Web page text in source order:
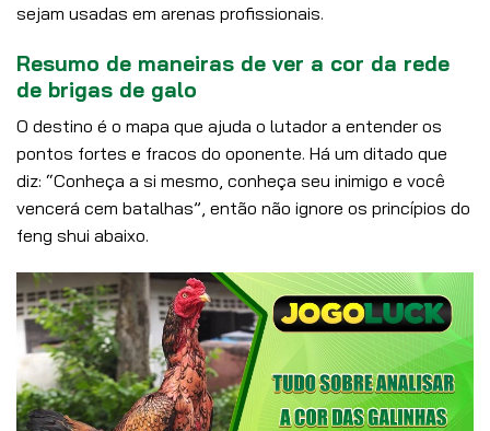
sejam usadas em arenas profissionais.
Resumo de maneiras de ver a cor da rede
de brigas de galo
O destino é o mapa que ajuda o lutador a entender os
pontos fortes e fracos do oponente. Há um ditado que
diz: “Conheça a si mesmo, conheça seu inimigo e você
vencerá cem batalhas”, então não ignore os princípios do
feng shui abaixo.